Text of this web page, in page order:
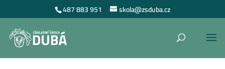
487 883 951 skola@zsduba.cz